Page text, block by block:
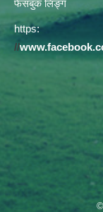
फेसबुक लिङ्ग
https:
//
©